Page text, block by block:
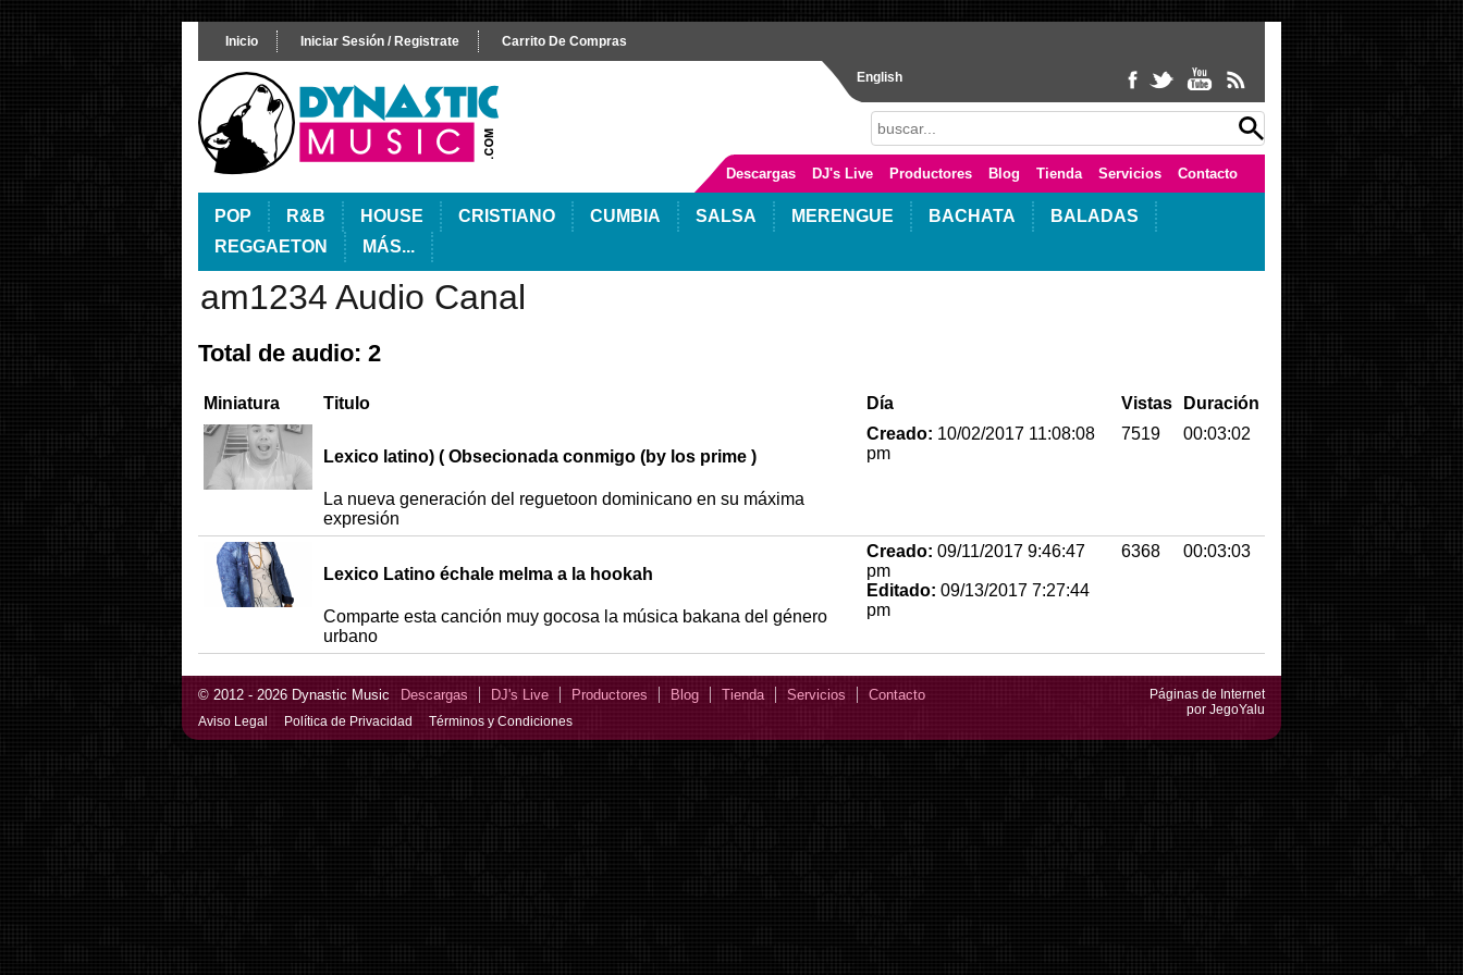
Inicio Iniciar Sesión / Registrate Carrito De Compras
English
Descargas DJ's Live Productores Blog Tienda Servicios Contacto
POP R&B HOUSE CRISTIANO CUMBIA SALSA MERENGUE BACHATA
BALADAS
REGGAETON
MÁS...
am1234 Audio Canal
Total de audio: 2
Miniatura Titulo Día Vistas Duración
Lexico latino) ( Obsecionada conmigo (by los prime )
La nueva generación del reguetoon dominicano en su máxima
expresión
Creado: 10/02/2017 11:08:08
pm
7519 00:03:02
Lexico Latino échale melma a la hookah
Comparte esta canción muy gocosa la música bakana del género
urbano
Creado: 09/11/2017 9:46:47
pm
Editado: 09/13/2017 7:27:44
pm
6368 00:03:03
© 2012 - 2026 Dynastic Music Descargas DJ's Live Productores Blog Tienda Servicios Contacto
Aviso Legal Política de Privacidad Términos y Condiciones
Páginas de Internet
por JegoYalu